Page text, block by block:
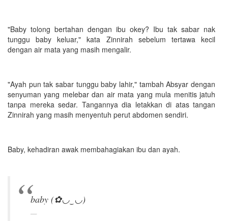
"Baby tolong bertahan dengan ibu okey? Ibu tak sabar nak
tunggu baby keluar," kata Zinnirah sebelum tertawa kecil
dengan air mata yang masih mengalir.
"Ayah pun tak sabar tunggu baby lahir," tambah Absyar dengan
senyuman yang melebar dan air mata yang mula menitis jatuh
tanpa mereka sedar. Tangannya dia letakkan di atas tangan
Zinnirah yang masih menyentuh perut abdomen sendiri.
Baby, kehadiran awak membahagiakan ibu dan ayah.